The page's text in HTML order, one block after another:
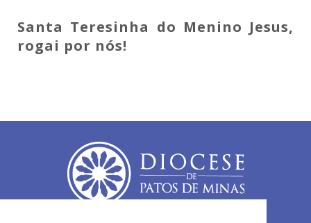
Santa Teresinha do Menino Jesus,
rogai por nós!